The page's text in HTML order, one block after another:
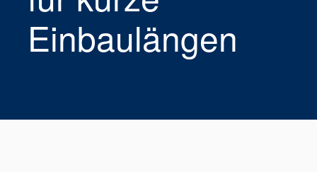
Einbaulängen